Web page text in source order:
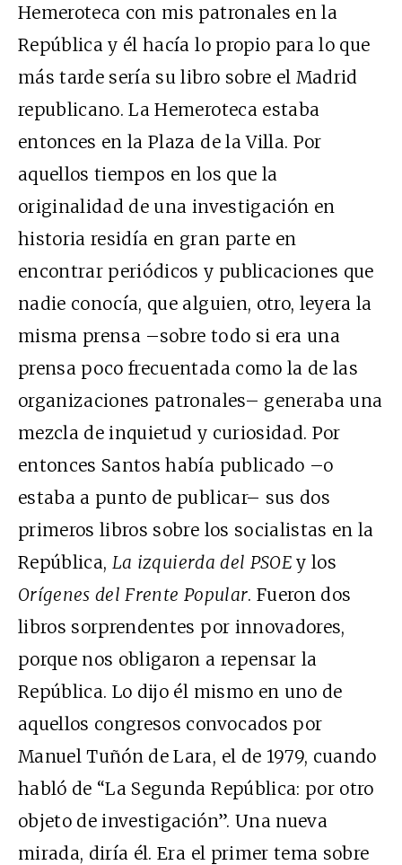
Hemeroteca con mis patronales en la
República y él hacía lo propio para lo que
más tarde sería su libro sobre el Madrid
republicano. La Hemeroteca estaba
entonces en la Plaza de la Villa. Por
aquellos tiempos en los que la
originalidad de una investigación en
historia residía en gran parte en
encontrar periódicos y publicaciones que
nadie conocía, que alguien, otro, leyera la
misma prensa –sobre todo si era una
prensa poco frecuentada como la de las
organizaciones patronales– generaba una
mezcla de inquietud y curiosidad. Por
entonces Santos había publicado –o
estaba a punto de publicar– sus dos
primeros libros sobre los socialistas en la
República, La izquierda del PSOEy los
Orígenes del Frente Popular. Fueron dos
libros sorprendentes por innovadores,
porque nos obligaron a repensar la
República. Lo dijo él mismo en uno de
aquellos congresos convocados por
Manuel Tuñón de Lara, el de 1979, cuando
habló de “La Segunda República: por otro
objeto de investigación”. Una nueva
mirada, diría él. Era el primer tema sobre